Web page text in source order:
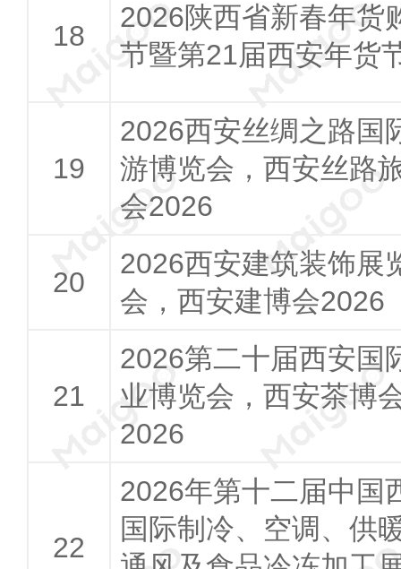
2026陕西省新春年货
节暨第21届西安年货
2026西安丝绸之路国
游博览会，西安丝路
会2026
2026西安建筑装饰展
会，西安建博会2026
2026第二十届西安国
业博览会，西安茶博
2026
2026年第十二届中国
国际制冷、空调、供